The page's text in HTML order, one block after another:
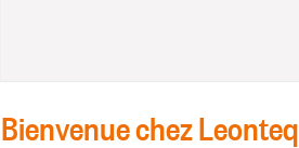
Bienvenue chez Leonteq